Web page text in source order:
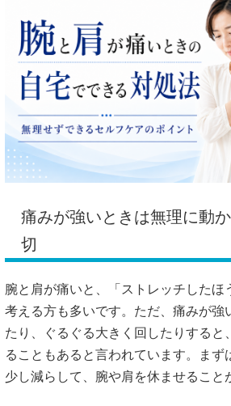
痛みが強いときは無理に動
切
腕と肩が痛いと、「ストレッチしたほ
考える方も多いです。ただ、痛みが強
たり、ぐるぐる大きく回したりすると
ることもあると言われています。まず
少し減らして、腕や肩を休ませること